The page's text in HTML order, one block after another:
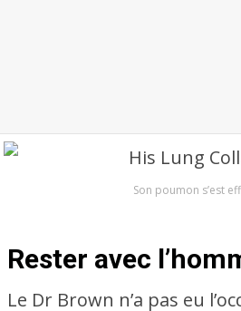
Son poumon s’est
Rester avec
Le Dr Brown n’a pas eu